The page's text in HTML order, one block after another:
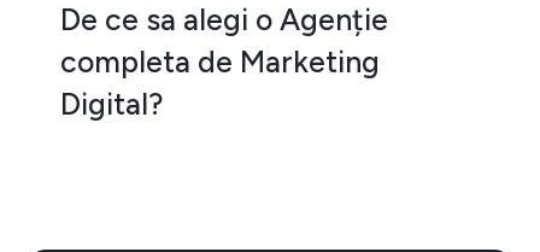
De ce sa alegi o Agenție
completa de Marketing
Digital?